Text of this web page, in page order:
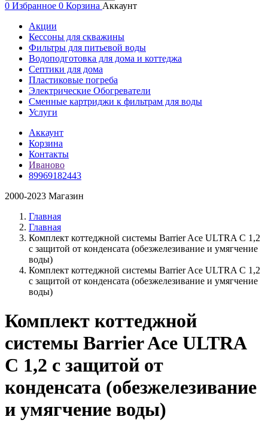
0 Избранное 0 Корзина Аккаунт
Акции
Кессоны для скважины
Фильтры для питьевой воды
Водоподготовка для дома и коттеджа
Септики для дома
Пластиковые погреба
Электрические Обогреватели
Сменные картриджи к фильтрам для воды
Услуги
Аккаунт
Корзина
Контакты
Иваново
89969182443
2000-2023 Магазин
Главная
Главная
Комплект коттеджной системы Barrier Ace ULTRA C 1,2
с защитой от конденсата (обезжелезивание и умягчение
воды)
Комплект коттеджной системы Barrier Ace ULTRA C 1,2
с защитой от конденсата (обезжелезивание и умягчение
воды)
Комплект коттеджной
системы Barrier Ace ULTRA
C 1,2 с защитой от
конденсата (обезжелезивание
и умягчение воды)